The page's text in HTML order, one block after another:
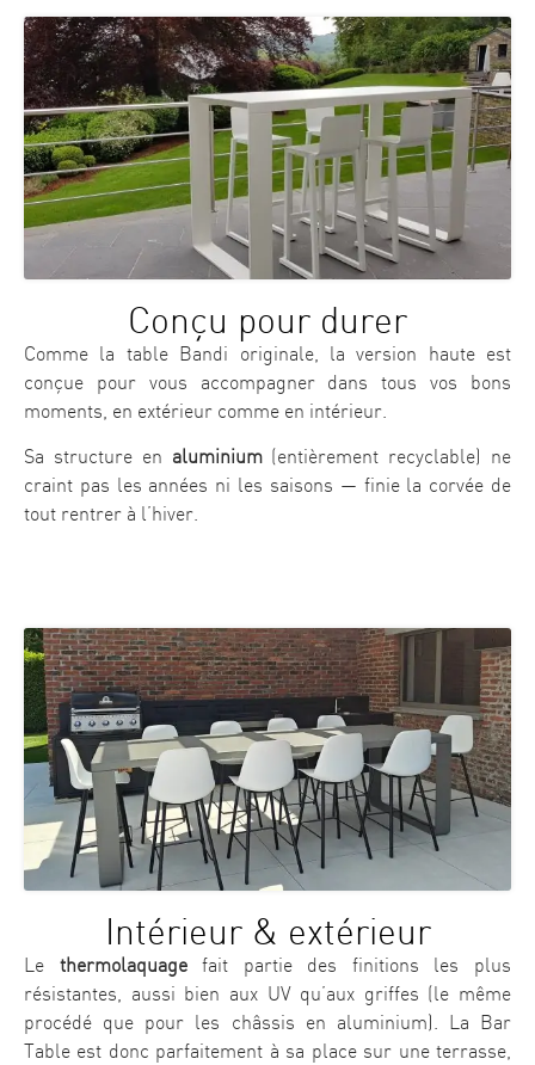
Conçu pour durer
Comme la table Bandi originale, la version haute est
conçue pour vous accompagner dans tous vos bons
moments, en extérieur comme en intérieur.
Sa structure en aluminium(entièrement recyclable) ne
craint pas les années ni les saisons — finie la corvée de
tout rentrer à l’hiver.
Intérieur & extérieur
Le thermolaquagefait partie des finitions les plus
résistantes, aussi bien aux UV qu’aux griffes (le même
procédé que pour les châssis en aluminium). La Bar
Table est donc parfaitement à sa place sur une terrasse,